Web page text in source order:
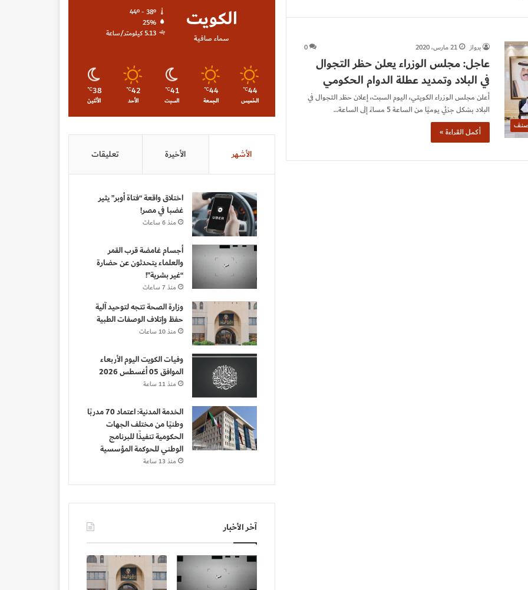
برواز 21 مارس، 2020 0
عاجل: مجلس الوزراء يعلن حظر التجوال
في البلاد وتمديد عطلة الدوام الحكومي
أعلن مجلس الوزراء الكويتي، اليوم السبت، إعلان حظر التجوال في
البلاد بشكل جزئي يوميًا من الساعة 5 مساءً إلى الساعة…
أكمل القراءة »
الكويت
سماء صافية
44º - 38º
25%
5.13 كيلومتر/ساعة
44
℃
الخميس
44
℃
الجمعة
41
℃
السبت
42
℃
الأحد
38
℃
الأثنين
الأشهر الأخيرة تعليقات
اختلاق واقعة “فتاة أوبر” يثير
غضبا في مصر!
منذ 6 ساعات
أجسام غامضة قرب القمر
والعلماء يتحدثون عن حضارة
“غير بشرية”!
منذ 7 ساعات
وزارة الصحة تتجه لتوحيد آلية
حفظ وإتلاف الوصفات الطبية
منذ 10 ساعات
وفيات الكويت اليوم الأربعاء
الموافق 05 أغسطس 2026
منذ 11 ساعة
الخدمة المدنية: اعتماد 70 مدربًا
وطنيًا من مختلف الجهات
الحكومية تنفيذًا للبرنامج
الوطني للحوكمة المؤسسية
منذ 13 ساعة
آخر الأخبار